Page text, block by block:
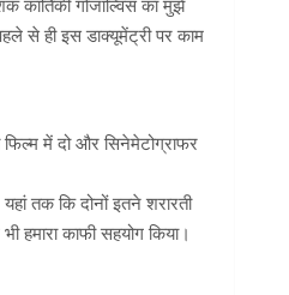
कार्तिकी गोंजाल्विस का मुझे
से ही इस डाक्यूमेंट्री पर काम
फिल्म में दो और सिनेमेटोग्राफर
तक कि दोनों इतने शरारती
हमारा काफी सहयोग किया।